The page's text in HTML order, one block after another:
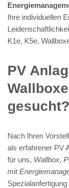
Ihre individuellen
K1e, K5e,
PV
gesucht?
Nach Ihren
als erfahrener PV
für uns, Wallbox,
mit